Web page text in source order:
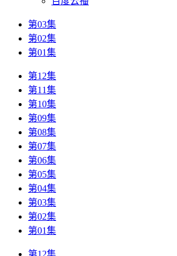
第03集
第02集
第01集
第12集
第11集
第10集
第09集
第08集
第07集
第06集
第05集
第04集
第03集
第02集
第01集
第12集